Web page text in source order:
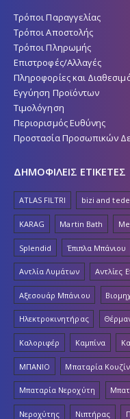
Τρόποι Παραγγελίας
Τρόποι Αποστολής
Τρόποι Πληρωμής
Επιστροφές/Αλλαγές
Πληροφορίες και
Εγγύηση Προϊόντων
Τιμολόγηση
Περιορισμός Ευθύνης
Προστασία Προσωπικών
ΔΗΜΟΦΙΛΕΙΣ ΕΤΙΚΕΤΕΣ
ATLAS FILTRI bizi and
KARAG Martin Bath
Splendid Έπιπλα Μπάνιου
Αντλία Λυμάτων Αντλίες
Αξεσουάρ Μπάνιου
Ηλεκτροκινητήρας
Καλοριφέρ Καμπίνα
ΜΠΑΝΙΟ Μπαταρία
Μπαταρία Νεροχύτη
Νεροχύτης Νιπτήρας